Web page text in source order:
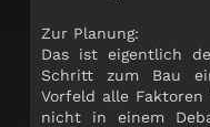
Zur Planung:
Das ist eigentlich
Schritt zum Bau
Vorfeld alle
nicht in einem